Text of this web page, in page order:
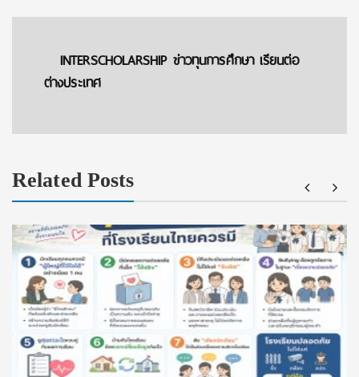
INTERSCHOLARSHIP ข่าวทุนการศึกษา เรียนต่อ
ต่างประเทศ
Related Posts